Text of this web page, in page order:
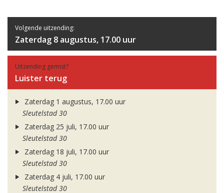
Volgende uitzending:
Zaterdag 8 augustus, 17.00 uur
Uitzending gemist?
Luister terug
Zaterdag 1 augustus, 17.00 uur
Sleutelstad 30
Zaterdag 25 juli, 17.00 uur
Sleutelstad 30
Zaterdag 18 juli, 17.00 uur
Sleutelstad 30
Zaterdag 4 juli, 17.00 uur
Sleutelstad 30